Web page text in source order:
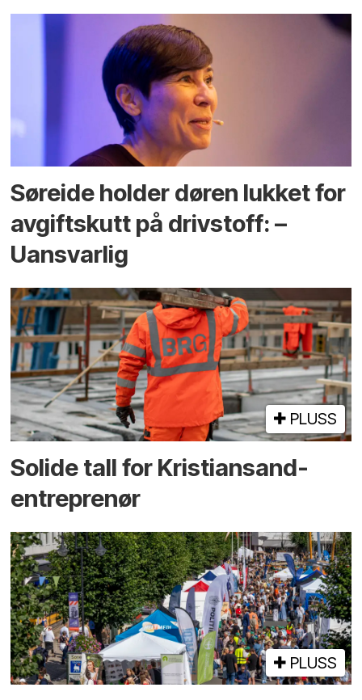
Søreide holder døren lukket for
avgiftskutt på drivstoff: –
Uansvarlig
PLUSS
Solide tall for Kristiansand-
entreprenør
PLUSS